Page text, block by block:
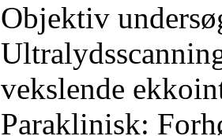
Objektiv
vekslende
Paraklinisk: